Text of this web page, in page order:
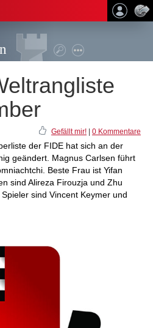
Gefällt mir! 0 Kommentare
der FIDE hat sich an der
geändert. Magnus Carlsen führt
Beste Frau ist Yifan
sind Alireza Firouzja und Zhu
sind Vincent Keymer und